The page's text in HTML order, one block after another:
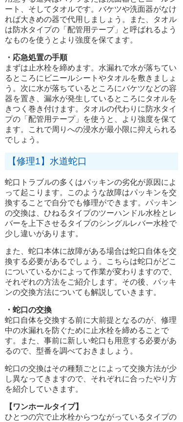
ート、そしてタオルです。バケツや洗面器がなけ
れば大きめの器で代用しましょう。また、タオル
は防水タイプの「配管用テープ」と呼ばれるよう
なものを使うとより強度を保てます。
・応急処置の手順
まずは止水栓を締めます。水漏れで水が落ちてい
るところにビニールシートやタオルを敷きましょ
う。次に水が落ちているところにバケツなどの容
器を置き、漏水が発生しているところにタオルを
きつく巻き付けます。タオルの代わりに防水タイ
プの「配管用テープ」を使うと、より強度を保て
ます。これで周りへの浸水が最小限に抑えられる
でしょう。
【修理1】水道蛇口
蛇口トラブルの多くはパッキンの劣化が原因によ
って起こります。このような故障はパッキンを交
換することで自分でも修理ができます。パッキン
の交換は、ひねるタイプのツーハンドル水栓とレ
バーを上下させるタイプのシングルレバー水栓で
少し違いがあります。
また、蛇口本体に故障がある場合は蛇口自体を交
換する必要があるでしょう。こちらは蛇口がどこ
についているかによって作業が変わりますので、
それぞれの方法をご紹介します。その後、パッキ
ンの交換方法についても解説していきます。
・蛇口の交換
蛇口自体を交換する前に大前提となるのが、修理
中の水漏れを防ぐために止水栓を締めることで
す。また、事前に新しい蛇口も用意する必要があ
るので、型番を調べておきましょう。
蛇口の交換はその種類ごとによって交換方法が少
し異なってきますので、それぞれに合ったやり方
を紹介していきます。
【ワンホールタイプ】
ひとつの穴で止水栓からつながっているタイプの